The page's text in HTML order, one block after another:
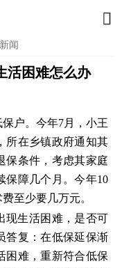

闻
活困难怎么办
户。今年7月，小王
所在乡镇政府通知其
保条件，考虑其家庭
保障几个月。今年10
至少要几万元。
现生活困难，是否可
答复：在低保延保渐
困难，重新符合低保